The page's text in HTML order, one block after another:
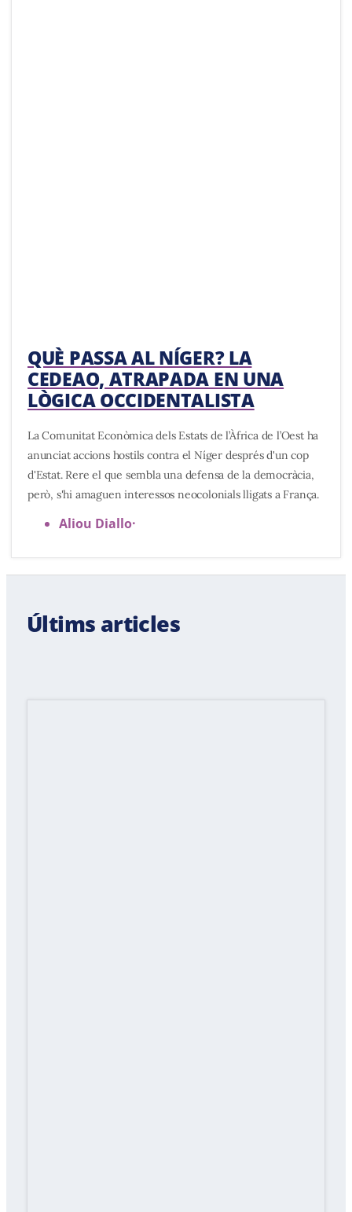
QUÈ PASSA AL NÍGER? LA
CEDEAO, ATRAPADA EN UNA
LÒGICA OCCIDENTALISTA
La Comunitat Econòmica dels Estats de l’Àfrica de l’Oest ha
anunciat accions hostils contra el Níger després d'un cop
d'Estat. Rere el que sembla una defensa de la democràcia,
però, s'hi amaguen interessos neocolonials lligats a França.
Aliou Diallo·
Últims articles